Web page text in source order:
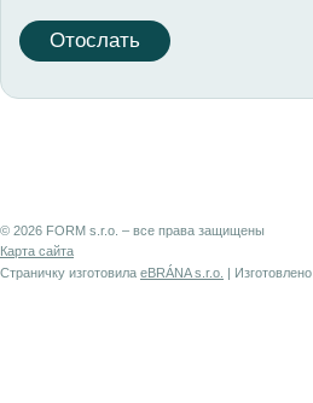
© 2026 FORM s.r.o. – все права защищены
Карта сайта
Страничку изготовила eBRÁNA s.r.o. |